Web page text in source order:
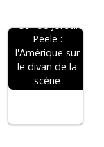
"Us" de Jordan
Peele :
l'Amérique sur
le divan de la
scène